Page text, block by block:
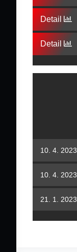
Detail
Detail
10. 4. 2023
10. 4. 2023
21. 1. 2023